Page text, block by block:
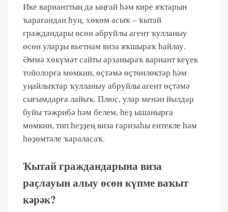
Ике варианттың да ыңғай һәм кире яҡтарын
ҡарағандан һуң, хөкөм асыҡ – ҡытай
граждандары өсөн абруйлы агент ҡулланыу
өсөн уларҙы вьетнам виза яҡшыраҡ һайлау.
Әммә хөкүмәт сайты арзаныраҡ вариант кеүек
тойолорға мөмкин, өҫтәмә өҫтөнлөктәр һәм
уңайлыҡтар ҡулланыу абруйлы агент өҫтәмә
сығымдарға лайыҡ. Плюс, улар менән йылдар
буйы тәжрибә һәм белем, һеҙ ышанырға
мөмкин, тип һеҙҙең виза ғаризаһы ентекле һәм
һөҙөмтәле ҡараласаҡ.
Ҡытай граждандарына виза
раҫлауын алыу өсөн күпме ваҡыт
кәрәк?